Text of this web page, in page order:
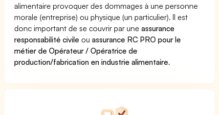
alimentaire provoquer des dommages à une personne
morale (entreprise) ou physique (un particulier). Il est
donc important de se couvrir par uneassurance
responsabilité civile ouassurance RC PRO pour le
métier de Opérateur / Opératrice de
production/fabrication en industrie alimentaire.